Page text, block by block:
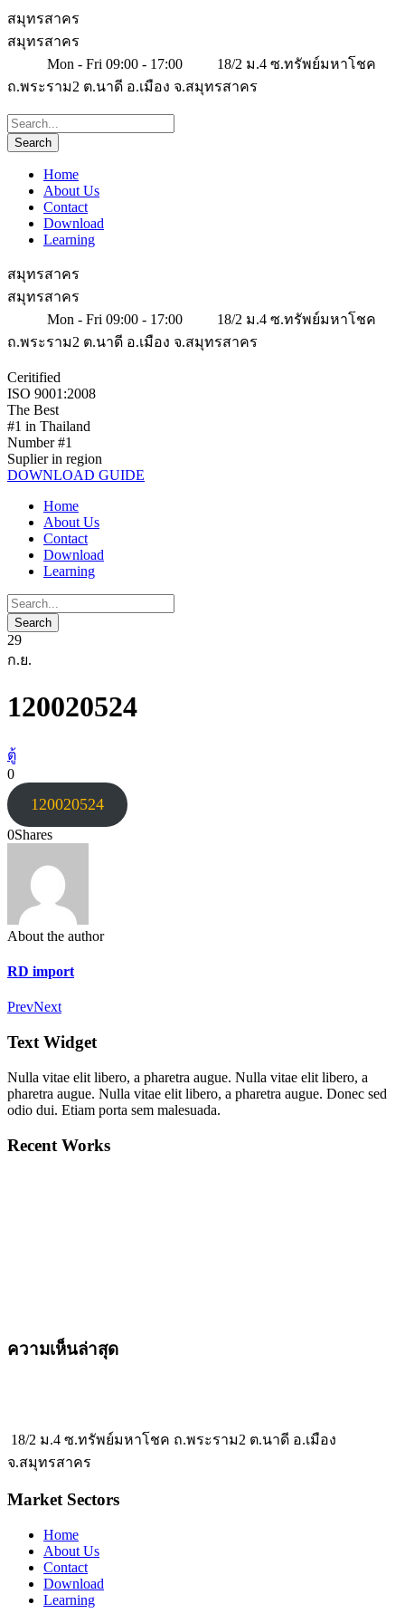
สมุทรสาคร
สมุทรสาคร
Mon - Fri 09:00 - 17:00
18/2 ม.4 ซ.ทรัพย์มหาโชค
ถ.พระราม2 ต.นาดี อ.เมือง จ.สมุทรสาคร
Home
About Us
Contact
Download
Learning
สมุทรสาคร
สมุทรสาคร
Mon - Fri 09:00 - 17:00
18/2 ม.4 ซ.ทรัพย์มหาโชค
ถ.พระราม2 ต.นาดี อ.เมือง จ.สมุทรสาคร
Ceritified
ISO 9001:2008
The Best
#1 in Thailand
Number #1
Suplier in region
DOWNLOAD GUIDE
Home
About Us
Contact
Download
Learning
29
ก.ย.
120020524
ตู้
0
120020524
0Shares
About the author
RD import
PrevNext
Text Widget
Nulla vitae elit libero, a pharetra augue. Nulla vitae elit libero, a
pharetra augue. Nulla vitae elit libero, a pharetra augue. Donec sed
odio dui. Etiam porta sem malesuada.
Recent Works
ความเห็นล่าสุด
18/2 ม.4 ซ.ทรัพย์มหาโชค ถ.พระราม2 ต.นาดี อ.เมือง
จ.สมุทรสาคร
Market Sectors
Home
About Us
Contact
Download
Learning